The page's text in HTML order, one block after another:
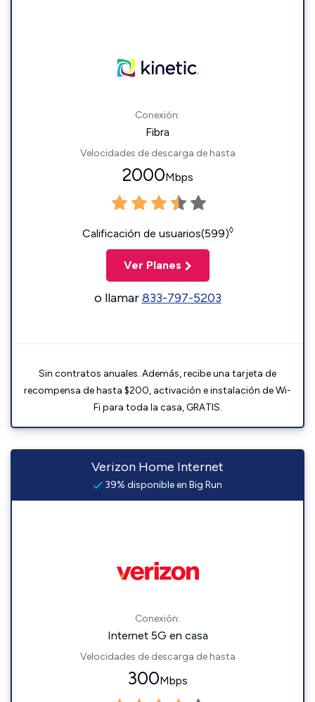
Conexión:
Fibra
Velocidades de descarga de hasta
2000Mbps
Calificación de usuarios(599)◊
Ver Planes
o llamar833-797-5203
Sin contratos anuales. Además, recibe una tarjeta de
recompensa de hasta $200, activación e instalación de Wi-
Fi para toda la casa, GRATIS.
Verizon Home Internet
39% disponible en Big Run
Conexión:
Internet 5G en casa
Velocidades de descarga de hasta
300Mbps